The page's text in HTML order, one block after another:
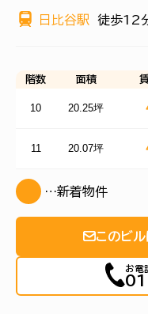
日比谷駅 徒歩12
階数 面積
10 20.25坪
11 20.07坪
…新着物件
このビ
お電